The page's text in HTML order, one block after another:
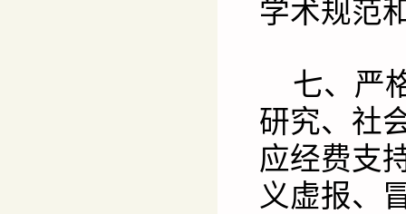
学术规范
七、严
研究、社
应经费支
义虚报、